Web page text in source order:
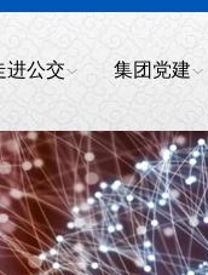
进公交 集团党建